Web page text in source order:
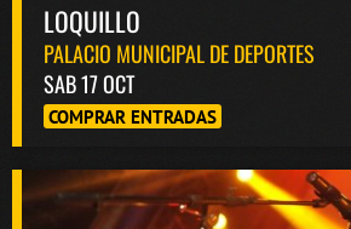
LOQUILLO
PALACIO MUNICIPAL DE DEPORTES
SAB 17 OCT
COMPRAR ENTRADAS